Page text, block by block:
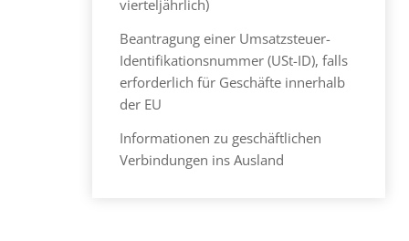
vierteljährlich)
Beantragung einer Umsatzsteuer-
Identifikationsnummer (USt-ID), falls
erforderlich für Geschäfte innerhalb
der EU
Informationen zu geschäftlichen
Verbindungen ins Ausland